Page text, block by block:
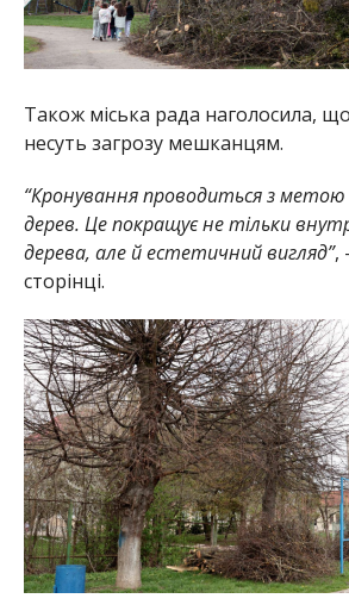
Також міська рада наголосила,
несуть загрозу мешканцям.
“Кронування проводиться з
дерев. Це покращує не тільки
дерева, але й естетичний вигляд”,
сторінці.